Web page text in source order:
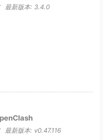
最新版本: 3.4.0
最新版本: v0.47.116